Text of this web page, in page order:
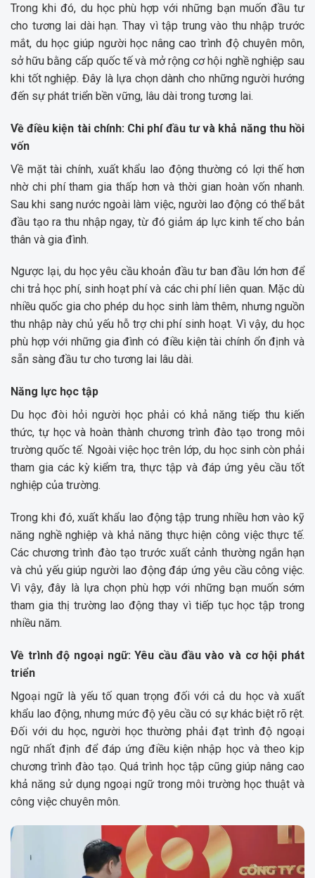
Trong khi đó, du học phù hợp với những bạn muốn đầu tư
cho tương lai dài hạn. Thay vì tập trung vào thu nhập trước
mắt, du học giúp người học nâng cao trình độ chuyên môn,
sở hữu bằng cấp quốc tế và mở rộng cơ hội nghề nghiệp sau
khi tốt nghiệp. Đây là lựa chọn dành cho những người hướng
đến sự phát triển bền vững, lâu dài trong tương lai.
Về điều kiện tài chính: Chi phí đầu tư và khả năng thu hồi
vốn
Về mặt tài chính, xuất khẩu lao động thường có lợi thế hơn
nhờ chi phí tham gia thấp hơn và thời gian hoàn vốn nhanh.
Sau khi sang nước ngoài làm việc, người lao động có thể bắt
đầu tạo ra thu nhập ngay, từ đó giảm áp lực kinh tế cho bản
thân và gia đình.
Ngược lại, du học yêu cầu khoản đầu tư ban đầu lớn hơn để
chi trả học phí, sinh hoạt phí và các chi phí liên quan. Mặc dù
nhiều quốc gia cho phép du học sinh làm thêm, nhưng nguồn
thu nhập này chủ yếu hỗ trợ chi phí sinh hoạt. Vì vậy, du học
phù hợp với những gia đình có điều kiện tài chính ổn định và
sẵn sàng đầu tư cho tương lai lâu dài.
Năng lực học tập
Du học đòi hỏi người học phải có khả năng tiếp thu kiến
thức, tự học và hoàn thành chương trình đào tạo trong môi
trường quốc tế. Ngoài việc học trên lớp, du học sinh còn phải
tham gia các kỳ kiểm tra, thực tập và đáp ứng yêu cầu tốt
nghiệp của trường.
Trong khi đó, xuất khẩu lao động tập trung nhiều hơn vào kỹ
năng nghề nghiệp và khả năng thực hiện công việc thực tế.
Các chương trình đào tạo trước xuất cảnh thường ngắn hạn
và chủ yếu giúp người lao động đáp ứng yêu cầu công việc.
Vì vậy, đây là lựa chọn phù hợp với những bạn muốn sớm
tham gia thị trường lao động thay vì tiếp tục học tập trong
nhiều năm.
Về trình độ ngoại ngữ: Yêu cầu đầu vào và cơ hội phát
triển
Ngoại ngữ là yếu tố quan trọng đối với cả du học và xuất
khẩu lao động, nhưng mức độ yêu cầu có sự khác biệt rõ rệt.
Đối với du học, người học thường phải đạt trình độ ngoại
ngữ nhất định để đáp ứng điều kiện nhập học và theo kịp
chương trình đào tạo. Quá trình học tập cũng giúp nâng cao
khả năng sử dụng ngoại ngữ trong môi trường học thuật và
công việc chuyên môn.